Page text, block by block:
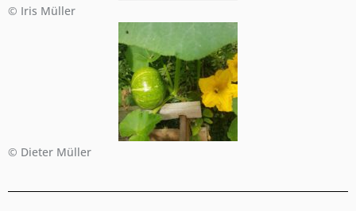
© Iris Müller
© Dieter Müller